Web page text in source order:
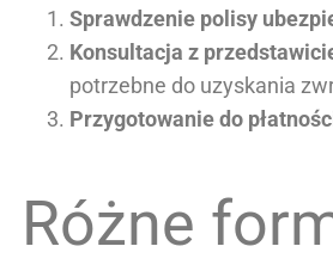
Sprawdzenie polisy
Konsultacja z
potrzebne do uzyskania
Przygotowanie do
Różne